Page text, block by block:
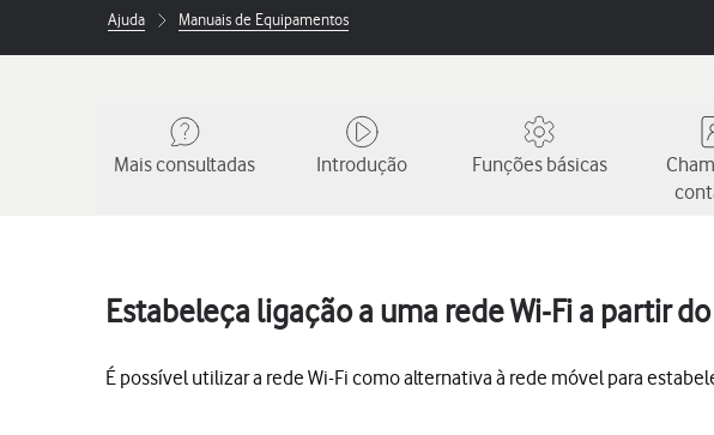
Ajuda Manuais de Equipamentos
Mais consultadas Introdução Funções básicas
Estabeleça ligação a uma rede Wi-Fi a partir
É possível utilizar a rede Wi-Fi como alternativa à rede móvel para